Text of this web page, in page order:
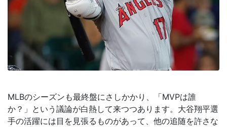
MLBのシーズンも最終盤にさしかかり、「MVPは誰
か？」という議論が白熱して来つつあります。大谷翔平選
手の活躍には目を見張るものがあって、他の追随を許さな